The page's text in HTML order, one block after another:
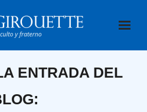
ENTRADA DEL